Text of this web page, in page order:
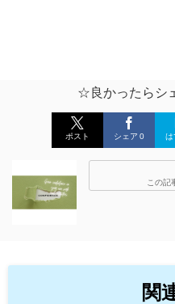
☆良かったらシ
ポスト シェア 0 は
この記
関